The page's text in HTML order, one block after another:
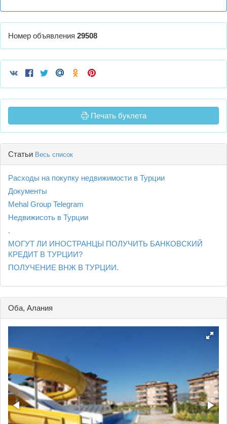
Номер объявления 29508
Печать буклета
Статьи Весь список
Расходы на покупку недвижимости в Турции
Документы
Mehal Group Telegram
Недвижисоть в Турции
.
МОГУТ ЛИ ИНОСТРАНЦЫ ПОЛУЧИТЬ БАНКОВСКИЙ
КРЕДИТ В ТУРЦИИ?
ПОЛУЧЕНИЕ ВНЖ В ТУРЦИИ.
Оба, Алания